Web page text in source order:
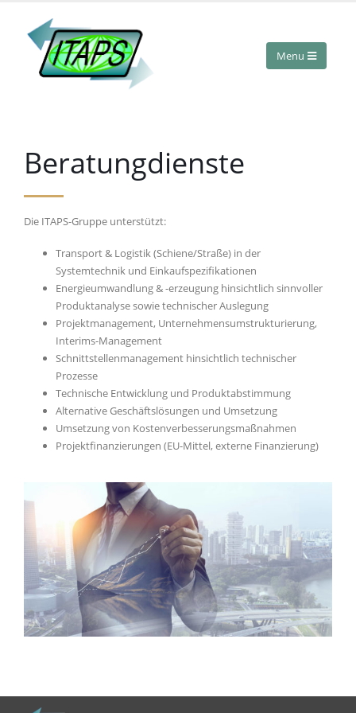
Beratungdienste
Die ITAPS-Gruppe unterstützt:
Transport & Logistik (Schiene/Straße) in der
Systemtechnik und Einkaufspezifikationen
Energieumwandlung & -erzeugung hinsichtlich sinnvoller
Produktanalyse sowie technischer Auslegung
Projektmanagement, Unternehmensumstrukturierung,
Interims-Management
Schnittstellenmanagement hinsichtlich technischer
Prozesse
Technische Entwicklung und Produktabstimmung
Alternative Geschäftslösungen und Umsetzung
Umsetzung von Kostenverbesserungsmaßnahmen
Projektfinanzierungen (EU-Mittel, externe Finanzierung)